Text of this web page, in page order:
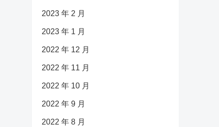
2023 年 2 月
2023 年 1 月
2022 年 12 月
2022 年 11 月
2022 年 10 月
2022 年 9 月
2022 年 8 月